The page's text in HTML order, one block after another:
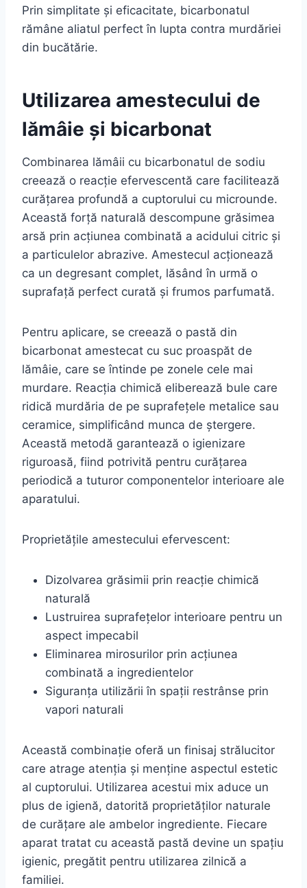
Prin simplitate și eficacitate, bicarbonatul
rămâne aliatul perfect în lupta contra murdăriei
din bucătărie.
Utilizarea amestecului de
lămâie și bicarbonat
Combinarea lămâii cu bicarbonatul de sodiu
creează o reacție efervescentă care facilitează
curățarea profundă a cuptorului cu microunde.
Această forță naturală descompune grăsimea
arsă prin acțiunea combinată a acidului citric și
a particulelor abrazive. Amestecul acționează
ca un degresant complet, lăsând în urmă o
suprafață perfect curată și frumos parfumată.
Pentru aplicare, se creează o pastă din
bicarbonat amestecat cu suc proaspăt de
lămâie, care se întinde pe zonele cele mai
murdare. Reacția chimică eliberează bule care
ridică murdăria de pe suprafețele metalice sau
ceramice, simplificând munca de ștergere.
Această metodă garantează o igienizare
riguroasă, fiind potrivită pentru curățarea
periodică a tuturor componentelor interioare ale
aparatului.
Proprietățile amestecului efervescent:
Dizolvarea grăsimii prin reacție chimică
naturală
Lustruirea suprafețelor interioare pentru un
aspect impecabil
Eliminarea mirosurilor prin acțiunea
combinată a ingredientelor
Siguranța utilizării în spații restrânse prin
vapori naturali
Această combinație oferă un finisaj strălucitor
care atrage atenția și menține aspectul estetic
al cuptorului. Utilizarea acestui mix aduce un
plus de igienă, datorită proprietăților naturale
de curățare ale ambelor ingrediente. Fiecare
aparat tratat cu această pastă devine un spațiu
igienic, pregătit pentru utilizarea zilnică a
familiei.